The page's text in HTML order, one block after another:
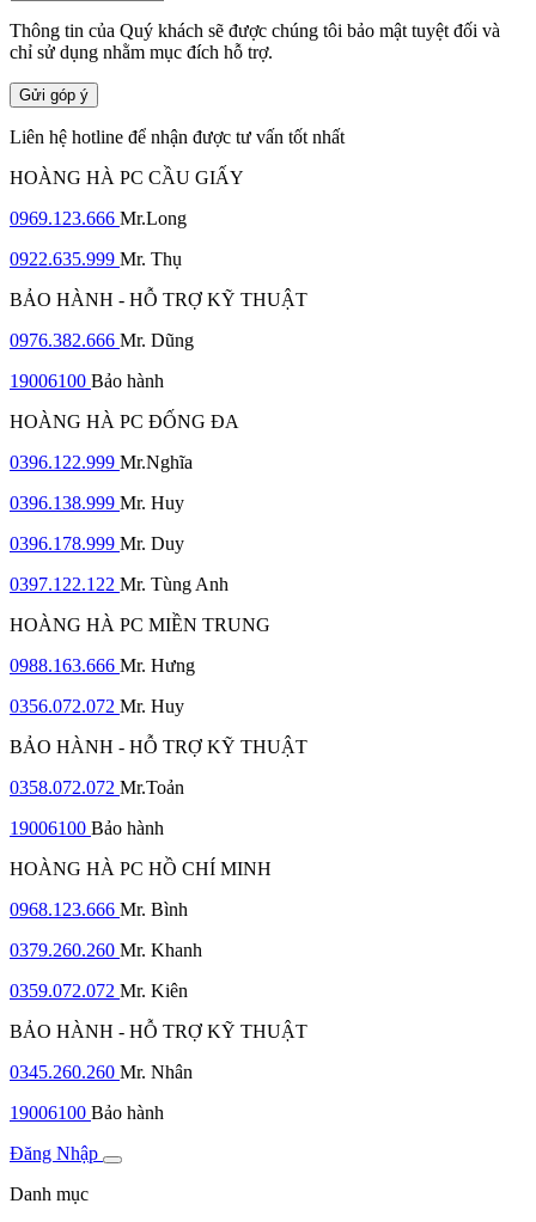
Thông tin của Quý khách sẽ được chúng tôi bảo mật tuyệt đối và
chỉ sử dụng nhằm mục đích hỗ trợ.
Gửi góp ý
Liên hệ hotline để nhận được tư vấn tốt nhất
HOÀNG HÀ PC CẦU GIẤY
0969.123.666 Mr.Long
0922.635.999 Mr. Thụ
BẢO HÀNH - HỖ TRỢ KỸ THUẬT
0976.382.666 Mr. Dũng
19006100 Bảo hành
HOÀNG HÀ PC ĐỐNG ĐA
0396.122.999 Mr.Nghĩa
0396.138.999 Mr. Huy
0396.178.999 Mr. Duy
0397.122.122 Mr. Tùng Anh
HOÀNG HÀ PC MIỀN TRUNG
0988.163.666 Mr. Hưng
0356.072.072 Mr. Huy
BẢO HÀNH - HỖ TRỢ KỸ THUẬT
0358.072.072 Mr.Toản
19006100 Bảo hành
HOÀNG HÀ PC HỒ CHÍ MINH
0968.123.666 Mr. Bình
0379.260.260 Mr. Khanh
0359.072.072 Mr. Kiên
BẢO HÀNH - HỖ TRỢ KỸ THUẬT
0345.260.260 Mr. Nhân
19006100 Bảo hành
Đăng Nhập
Danh mục